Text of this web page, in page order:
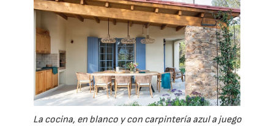
La cocina, en blanco y con carpintería azul a juego